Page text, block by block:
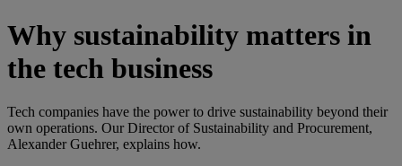
Why sustainability matters in
the tech business
Tech companies have the power to drive sustainability beyond their
own operations. Our Director of Sustainability and Procurement,
Alexander Guehrer, explains how.